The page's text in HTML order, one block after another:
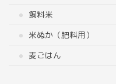
飼料米
米ぬか（肥料用）
麦ごはん